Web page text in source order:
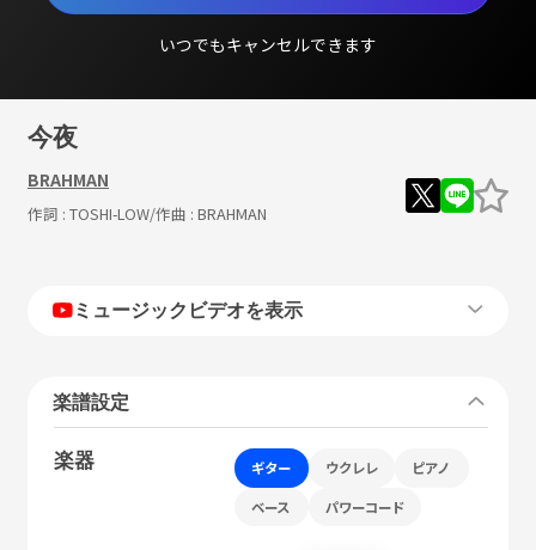
いつでもキャンセルできます
今夜
BRAHMAN
作詞 : TOSHI-LOW/作曲 : BRAHMAN
ミュージックビデオを表示
楽譜設定
楽器 ギター ウクレレ ピアノ
ベース パワーコード